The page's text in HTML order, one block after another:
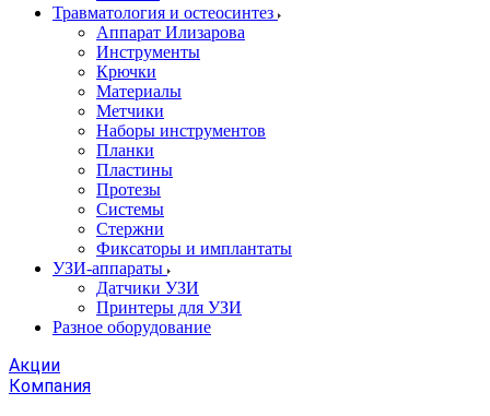
Травматология и остеосинтез
Аппарат Илизарова
Инструменты
Крючки
Материалы
Метчики
Наборы инструментов
Планки
Пластины
Протезы
Системы
Стержни
Фиксаторы и имплантаты
УЗИ-аппараты
Датчики УЗИ
Принтеры для УЗИ
Разное оборудование
Акции
Компания